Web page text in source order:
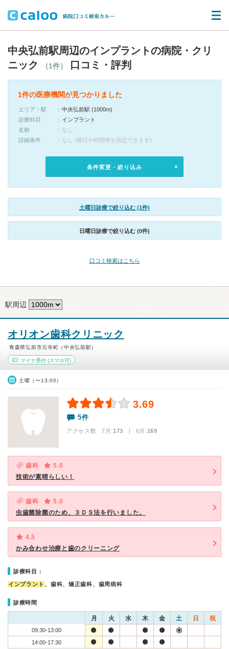
中央弘前駅周辺のインプラントの病院・クリ
ニック
（1件） 口コミ・評判
1件の医療機関が見つかりました
エリア・駅
中央弘前駅 (1000m)
診療科目
インプラント
名称
なし
詳細条件
なし (曜日や時間帯を指定できます)
条件変更・絞り込み
土曜日診療で絞り込む (1件)
日曜日診療で絞り込む (0件)
口コミ検索はこちら
駅周辺
オリオン歯科クリニック
青森県弘前市元寺町（中央弘前駅）
マイナ受付 (スマホ可)
土曜（〜13:00）
3.69
5件
アクセス数 7月:173 | 6月:169
歯科
5.0
技術が素晴らしい！
歯科
5.0
虫歯菌除菌のため、３ＤＳ法を行いました。
4.5
かみ合わせ治療と歯のクリーニング
診療科目：
インプラント 、歯科、矯正歯科、歯周病科
診療時間
月 火 水 木 金 土 日 祝
09:30-13:00
14:00-17:30